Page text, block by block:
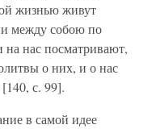
жизнью живут
между собою по
нас посматривают,
о них, и о нас
с. 99].
в самой идее